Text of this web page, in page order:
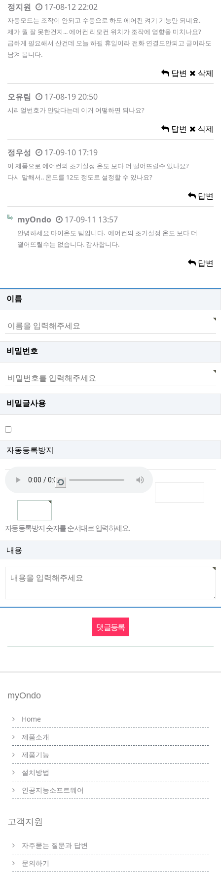
정지원 17-08-12 22:02
자동모드는 조작이 안되고 수동으로 하도 에어컨 켜기 기능만 되네요.
제가 뭘 잘 못한건지... 에어컨 리모컨 위치가 조작에 영향을 미치나요?
급하게 필요해서 산건데 오늘 하필 휴일이라 전화 연결도안되고 글이라도
남겨 봅니다.
답변 삭제
오유림 17-08-19 20:50
시리얼번호가 안맞다는데 이거 어떻하면 되나요?
답변 삭제
정우성 17-09-10 17:19
이 제품으로 에어컨의 초기설정 온도 보다 더 떨어뜨릴수 있나요?
다시 말해서.. 온도를 12도 정도로 설정할 수 있나요?
답변
myOndo 17-09-11 13:57
안녕하세요 마이온도 팀입니다. 에어컨의 초기설정 온도 보다 더
떨어뜨릴수는 없습니다. 감사합니다.
답변
이름
비밀번호
비밀글사용
자동등록방지
새
자동등록방지 숫자를 순서대로 입력하세요.
내용
myOndo
Home
제품소개
제품기능
설치방법
인공지능소프트웨어
고객지원
자주묻는 질문과 답변
문의하기